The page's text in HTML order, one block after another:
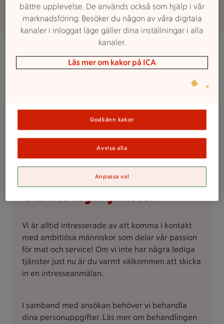
Det finns flera olika tjänster hos oss på ICA Kvantum.
Oavsett om du jobbar i kassan, plockar upp varor eller
står bakom delikatessen är du vårt ansikte utåt. Det är
Så, älskar du mat, har en känsla för service,
är engagerad och intresserad av att utveckla både dig
själv, dina kollegor och en butik? Då ska du bli en av
Våra lediga tjänster
Vi är alltid intresserade av att komma i kontakt
med ambitiösa människor som delar vår passion
för mat och service! Om vi inte har några lediga
tjänster just nu är du varmt välkommen att skicka
in en intresseanmälan.
I samband med ansökan behöver vi behandla
dina personuppgifter. Läs mer om behandlingen
bättre upplevelse. De används också som hjälp i vår
marknadsföring. Besöker du någon av våra digitala
kanaler i inloggat läge gäller dina inställningar i alla
kanaler.
Läs mer om kakor på ICA
Godkänn kakor
Avvisa alla
Anpassa val